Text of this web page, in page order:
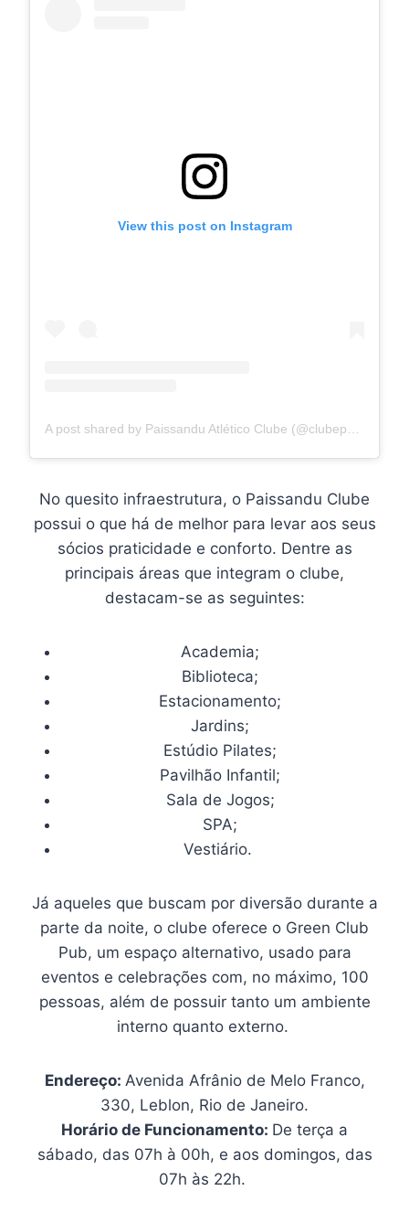
View this post on Instagram
No quesito infraestrutura, o Paissandu Clube
possui o que há de melhor para levar aos seus
sócios praticidade e conforto. Dentre as
principais áreas que integram o clube,
destacam-se as seguintes:
Academia;
Biblioteca;
Estacionamento;
Jardins;
Estúdio Pilates;
Pavilhão Infantil;
Sala de Jogos;
SPA;
Vestiário.
Já aqueles que buscam por diversão durante a
parte da noite, o clube oferece o Green Club
Pub, um espaço alternativo, usado para
eventos e celebrações com, no máximo, 100
pessoas, além de possuir tanto um ambiente
interno quanto externo.
Endereço: Avenida Afrânio de Melo Franco,
330, Leblon, Rio de Janeiro.
Horário de Funcionamento: De terça a
sábado, das 07h à 00h, e aos domingos, das
07h às 22h.